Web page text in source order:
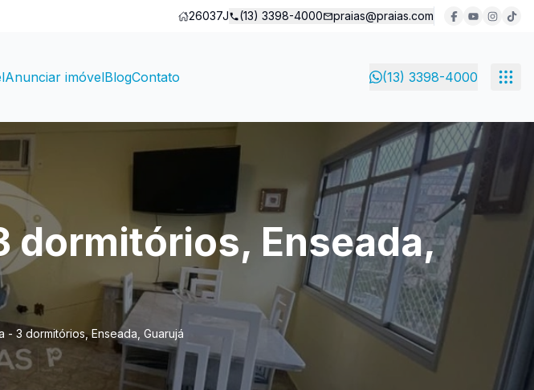
26037J (13) 3398-4000 praias@praias.com
Anunciar imóvelBlogContato (13) 3398-4000
dormitórios, Enseada,
- 3 dormitórios, Enseada, Guarujá